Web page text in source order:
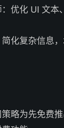
优化 UI 文本
化复杂信息
略为先免费